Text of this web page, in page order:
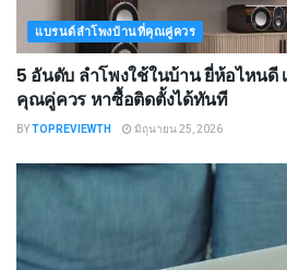
แบรนด์ลำโพงบ้านที่คุณคู่ควร
5 อันดับ ลำโพงใช้ในบ้าน ยี่ห้อไหนดี
คุณคู่ควร หาซื้อติดตั้งได้ทันที
BYTOPREVIEWTH มิถุนายน 25, 2026